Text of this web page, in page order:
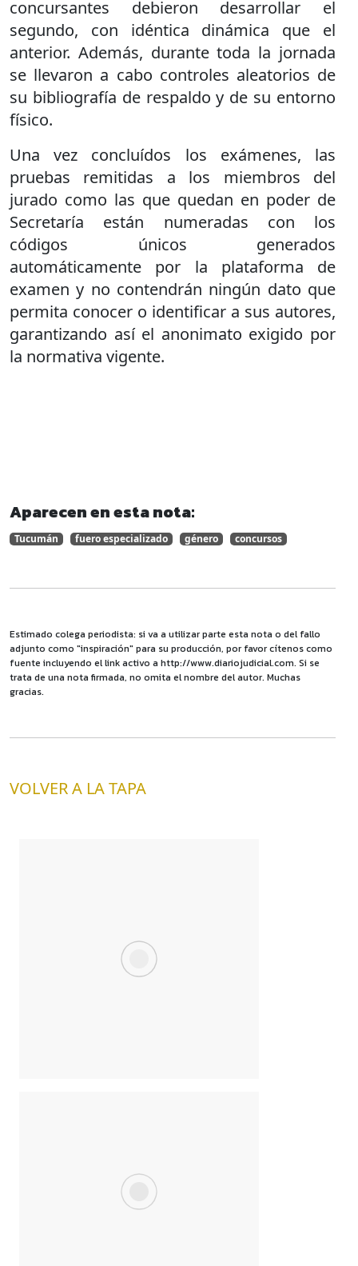
concursantes debieron desarrollar el
segundo, con idéntica dinámica que el
anterior. Además, durante toda la jornada
se llevaron a cabo controles aleatorios de
su bibliografía de respaldo y de su entorno
físico.
Una vez concluídos los exámenes, las
pruebas remitidas a los miembros del
jurado como las que quedan en poder de
Secretaría están numeradas con los
códigos únicos generados
automáticamente por la plataforma de
examen y no contendrán ningún dato que
permita conocer o identificar a sus autores,
garantizando así el anonimato exigido por
la normativa vigente.
Aparecen en esta nota:
Tucumán fuero especializado género concursos
Estimado colega periodista: si va a utilizar parte esta nota o del fallo
adjunto como "inspiración" para su producción, por favor cítenos como
fuente incluyendo el link activo a http://www.diariojudicial.com. Si se
trata de una nota firmada, no omita el nombre del autor. Muchas
gracias.
VOLVER A LA TAPA